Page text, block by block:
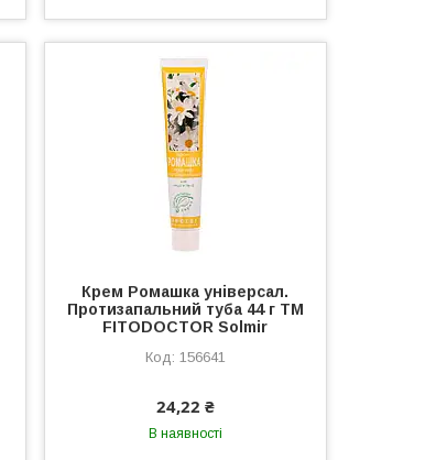
Крем Ромашка універсал.
Протизапальний туба 44 г ТМ
FITODOCTOR Solmir
156641
24,22 ₴
В наявності